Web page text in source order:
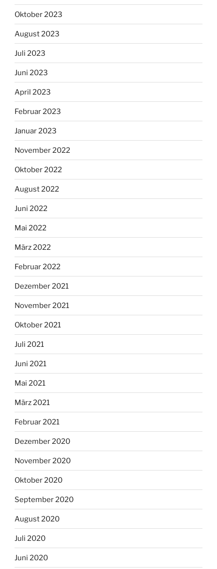
Oktober 2023
August 2023
Juli 2023
Juni 2023
April 2023
Februar 2023
Januar 2023
November 2022
Oktober 2022
August 2022
Juni 2022
Mai 2022
März 2022
Februar 2022
Dezember 2021
November 2021
Oktober 2021
Juli 2021
Juni 2021
Mai 2021
März 2021
Februar 2021
Dezember 2020
November 2020
Oktober 2020
September 2020
August 2020
Juli 2020
Juni 2020